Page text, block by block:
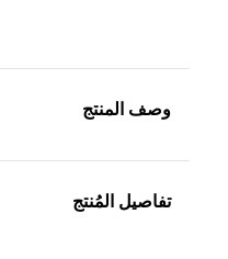
وصف المنتج
تفاصيل المُنتج